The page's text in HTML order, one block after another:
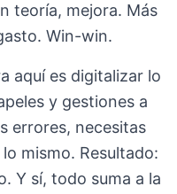
teoría, mejora. Más
Win-win.
aquí es digitalizar lo
y gestiones a
errores, necesitas
mismo. Resultado:
Y sí, todo suma a la